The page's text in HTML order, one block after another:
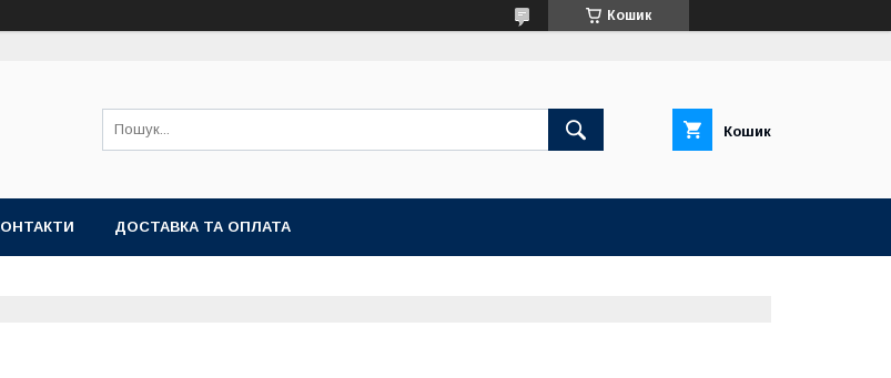
Кошик
Кошик
ДОСТАВКА ТА ОПЛАТА